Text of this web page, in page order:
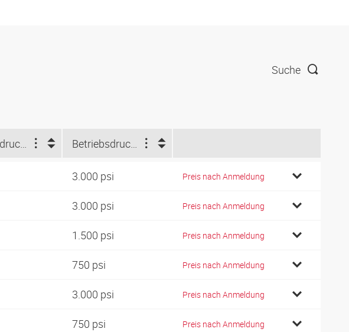
Suche
3.000 psi Preis nach Anmeldung
3.000 psi Preis nach Anmeldung
1.500 psi Preis nach Anmeldung
750 psi Preis nach Anmeldung
3.000 psi Preis nach Anmeldung
750 psi Preis nach Anmeldung